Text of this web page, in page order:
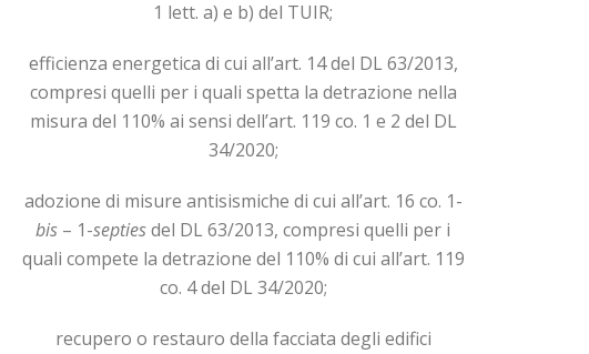
1 lett. a) e b) del TUIR;
efficienza energetica di cui all’art. 14 del DL 63/2013,
compresi quelli per i quali spet­ta la detrazione nella
misura del 110% ai sensi dell’art. 119 co. 1 e 2 del DL
34/2020;
adozione di misure antisismiche di cui all’art. 16 co. 1-
bis – 1-septiesdel DL 63/2013, compresi quelli per i
quali compete la detrazione del 110% di cui all’art. 119
co. 4 del DL 34/2020;
recupero o restauro della facciata degli edifici